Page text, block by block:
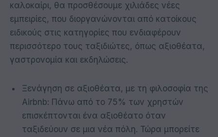
καλοκαίρι, θα προσθέσουμε χιλιάδες νέες
εμπειρίες, που διοργανώνονται από κατοίκους
ειδικούς στις κατηγορίες που ενδιαφέρουν
περισσότερο τους ταξιδιώτες, όπως αξιοθέατα,
γαστρονομία και εκδηλώσεις.
Ξενάγηση σε αξιοθέατα, με τη φιλοσοφία της
Airbnb: Πάνω από το 75% των χρηστών
επισκέπτονται ένα αξιοθέατο όταν
ταξιδεύουν σε μια νέα πόλη. Τώρα μπορείτε